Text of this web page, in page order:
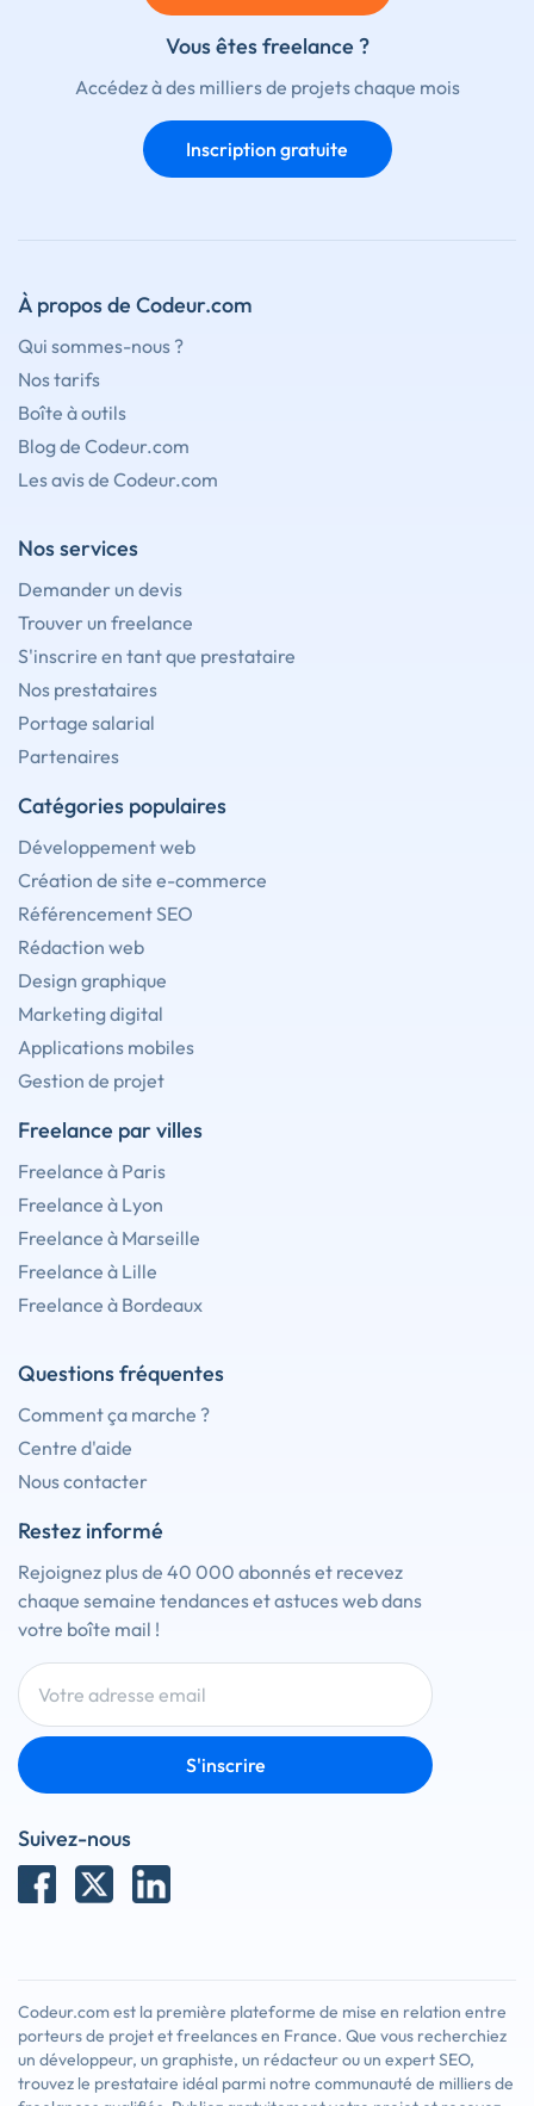
Vous êtes freelance ?
Accédez à des milliers de projets chaque mois
Inscription gratuite
À propos de Codeur.com
Qui sommes-nous ?
Nos tarifs
Boîte à outils
Blog de Codeur.com
Les avis de Codeur.com
Nos services
Demander un devis
Trouver un freelance
S'inscrire en tant que prestataire
Nos prestataires
Portage salarial
Partenaires
Catégories populaires
Développement web
Création de site e-commerce
Référencement SEO
Rédaction web
Design graphique
Marketing digital
Applications mobiles
Gestion de projet
Freelance par villes
Freelance à Paris
Freelance à Lyon
Freelance à Marseille
Freelance à Lille
Freelance à Bordeaux
Questions fréquentes
Comment ça marche ?
Centre d'aide
Nous contacter
Restez informé
Rejoignez plus de 40 000 abonnés et recevez
chaque semaine tendances et astuces web dans
votre boîte mail !
S'inscrire
Suivez-nous
Codeur.com est la première plateforme de mise en relation entre
porteurs de projet et freelances en France. Que vous recherchiez
un développeur, un graphiste, un rédacteur ou un expert SEO,
trouvez le prestataire idéal parmi notre communauté de milliers de